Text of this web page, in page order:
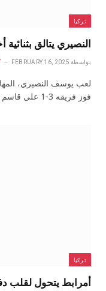
تركيا
النصيري يتالق
بواسطة FEBRUARY 16, 2025
لعب يوسف النصيري،
فوز فريقه 3-1 على قاسم باشا في مواجهة عن الجولة 24…
تركيا
أمرابط يتحول لقلب